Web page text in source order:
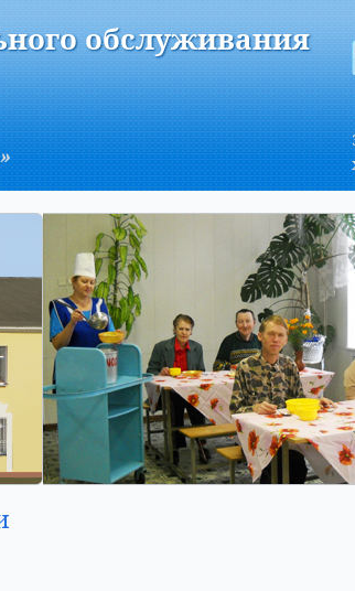
обслуживания